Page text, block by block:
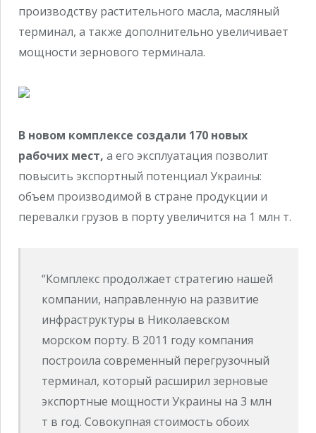
производству растительного масла, масляный
терминал, а также дополнительно увеличивает
мощности зернового терминала.
В новом комплексе создали 170 новых
рабочих мест, а его эксплуатация позволит
повысить экспортный потенциал Украины:
объем производимой в стране продукции и
перевалки грузов в порту увеличится на 1 млн т.
“Комплекс продолжает стратегию нашей
компании, направленную на развитие
инфраструктуры в Николаевском
морском порту. В 2011 году компания
построила современный перегрузочный
терминал, который расширил зерновые
экспортные мощности Украины на 3 млн
т в год. Совокупная стоимость обоих